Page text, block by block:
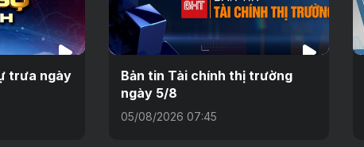
trưa ngày
Bản tin Tài chính thị trường
ngày 5/8
05/08/2026 07:45